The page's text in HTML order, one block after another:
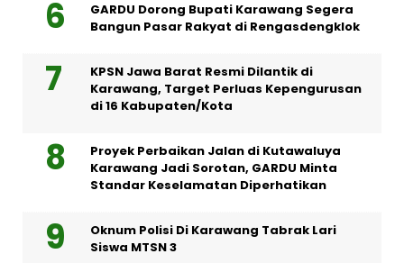
GARDU Dorong Bupati Karawang Segera
Bangun Pasar Rakyat di Rengasdengklok
KPSN Jawa Barat Resmi Dilantik di
Karawang, Target Perluas Kepengurusan
di 16 Kabupaten/Kota
Proyek Perbaikan Jalan di Kutawaluya
Karawang Jadi Sorotan, GARDU Minta
Standar Keselamatan Diperhatikan
Oknum Polisi Di Karawang Tabrak Lari
Siswa MTSN 3